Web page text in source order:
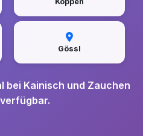
Gössl
bei Kainisch und Zauchen